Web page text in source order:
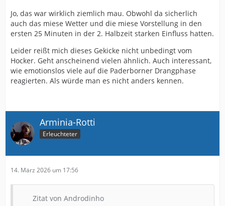
Jo, das war wirklich ziemlich mau. Obwohl da sicherlich
auch das miese Wetter und die miese Vorstellung in den
ersten 25 Minuten in der 2. Halbzeit starken Einfluss hatten.
Leider reißt mich dieses Gekicke nicht unbedingt vom
Hocker. Geht anscheinend vielen ähnlich. Auch interessant,
wie emotionslos viele auf die Paderborner Drangphase
reagierten. Als würde man es nicht anders kennen.
Arminia-Rotti
Erleuchteter
14. März 2026 um 17:56
Zitat von Androdinho